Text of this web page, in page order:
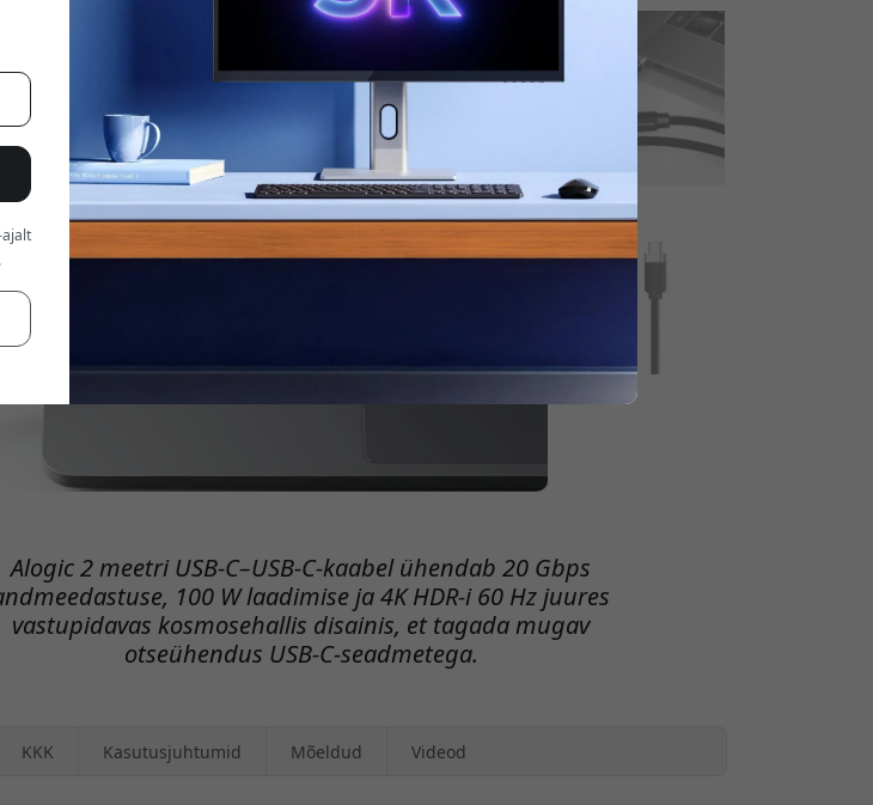
Alogic 2 meetri USB-C–USB-C-kaabel ühendab 20 Gbps
100 W laadimise ja 4K HDR-i 60 Hz juures
vastupidavas kosmosehallis disainis, et tagada mugav
otseühendus USB-C-seadmetega.
KKK Kasutusjuhtumid Mõeldud Videod